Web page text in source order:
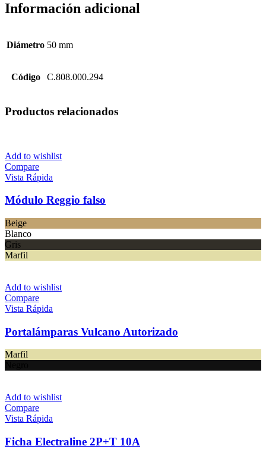
Información adicional
Diámetro 50 mm
Código C.808.000.294
Productos relacionados
Add to wishlist
Compare
Vista Rápida
Módulo Reggio falso
Beige
Blanco
Gris
Marfil
Add to wishlist
Compare
Vista Rápida
Portalámparas Vulcano Autorizado
Marfil
Add to wishlist
Compare
Vista Rápida
Ficha Electraline 2P+T 10A